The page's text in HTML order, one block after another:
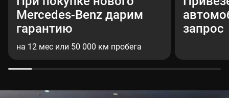
Mercedes-Benz дарим
гарантию
на 12 мес или 50 000 км пробега
запрос